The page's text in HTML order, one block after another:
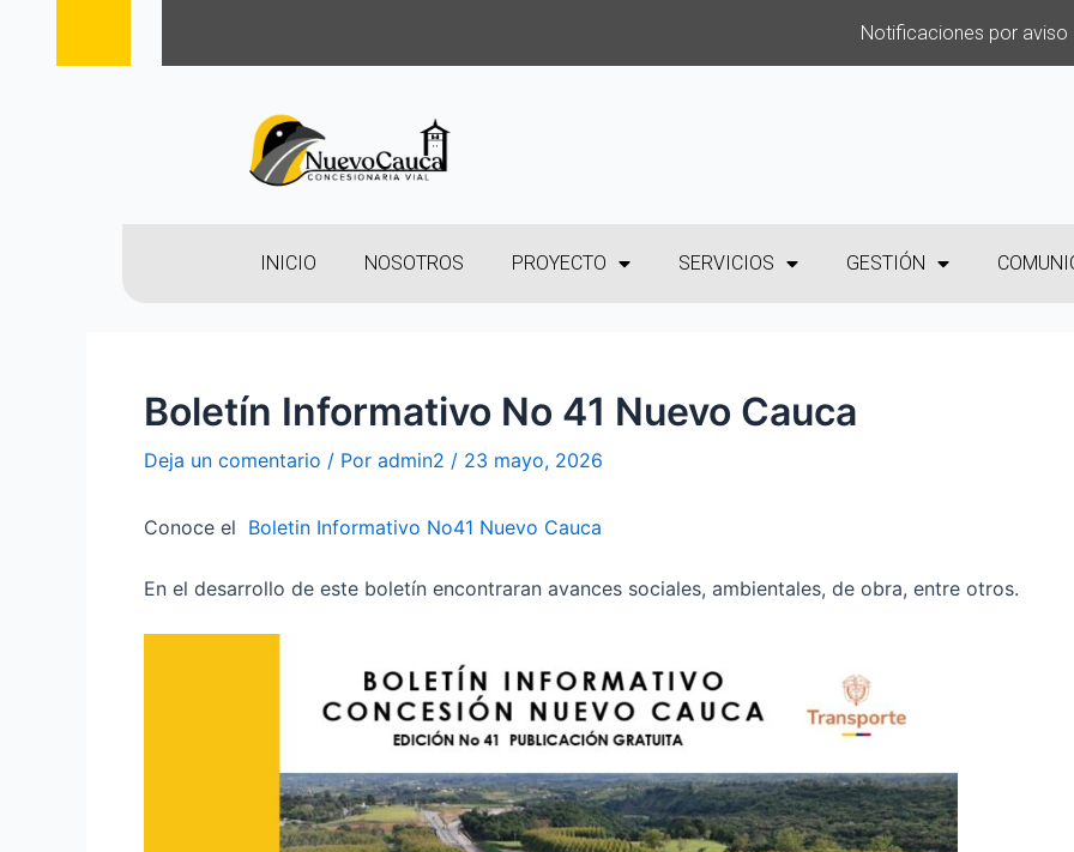
Notificaciones por aviso
INICIO NOSOTROS PROYECTO SERVICIOS GESTIÓN
Boletín Informativo No 41 Nuevo Cauca
Deja un comentario / Por admin2 / 23 mayo, 2026
Conoce el Boletin Informativo No41 Nuevo Cauca
En el desarrollo de este boletín encontraran avances sociales, ambientales, de obra, entre otros.